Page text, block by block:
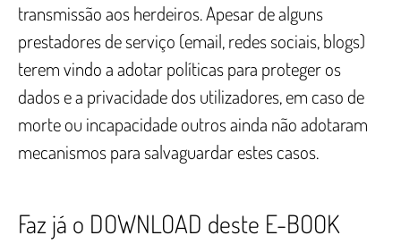
transmissão aos herdeiros. Apesar de alguns
prestadores de serviço (email, redes sociais, blogs)
terem vindo a adotar políticas para proteger os
dados e a privacidade dos utilizadores, em caso de
morte ou incapacidade outros ainda não adotaram
mecanismos para salvaguardar estes casos.
Faz já o DOWNLOAD deste E-BOOK